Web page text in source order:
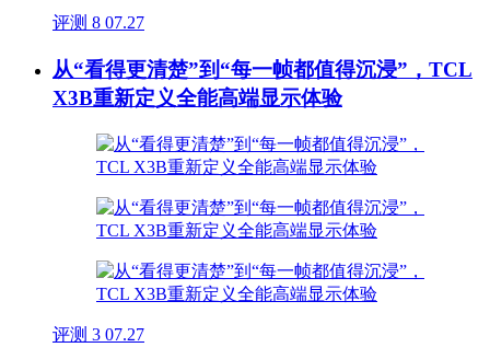
评测 8 07.27
从“看得更清楚”到“每一帧都值得沉浸”，TCL
X3B重新定义全能高端显示体验
评测 3 07.27